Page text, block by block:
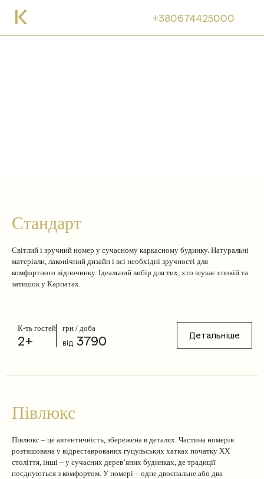
+380674425000
Стандарт
Світлий і зручний номер у сучасному каркасному будинку. Натуральні
матеріали, лаконічний дизайн і всі необхідні зручності для
комфортного відпочинку. Ідеальний вибір для тих, хто шукає спокій та
затишок у Карпатах.
К-ть гостей
2+
грн / доба
від 3790 Детальніше
Півлюкс
Півлюкс – це автентичність, збережена в деталях. Частина номерів
розташована у відреставрованих гуцульських хатках початку XX
століття, інші – у сучасних дерев’яних будинках, де традиції
поєднуються з комфортом. У номері – одне двоспальне або два